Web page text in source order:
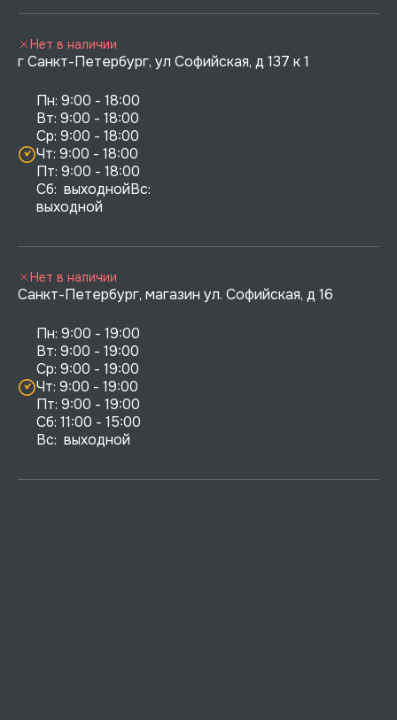
г Санкт-Петербург, ул Софийская, д 137 к 1
Пн: 9:00 - 18:00
Вт: 9:00 - 18:00
Ср: 9:00 - 18:00
Чт: 9:00 - 18:00
Пт: 9:00 - 18:00
Сб:  выходнойВс:
выходной
Нет в наличии
Санкт-Петербург, магазин ул. Софийская, д 16
Пн: 9:00 - 19:00
Вт: 9:00 - 19:00
Ср: 9:00 - 19:00
Чт: 9:00 - 19:00
Пт: 9:00 - 19:00
Сб: 11:00 - 15:00
Вс:  выходной
Нет в наличии